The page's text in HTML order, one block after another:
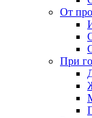
От
При